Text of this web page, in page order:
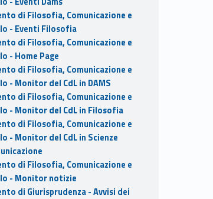
di Filosofia, Comunicazione e
- Eventi Filosofia
di Filosofia, Comunicazione e
- Home Page
di Filosofia, Comunicazione e
- Monitor del CdL in DAMS
di Filosofia, Comunicazione e
- Monitor del CdL in Filosofia
di Filosofia, Comunicazione e
- Monitor del CdL in Scienze
di Filosofia, Comunicazione e
- Monitor notizie
di Giurisprudenza - Avvisi dei